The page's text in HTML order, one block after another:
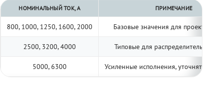
НОМИНАЛЬНЫЙ ТОК, А ПРИМЕЧАНИЕ
800, 1000, 1250, 1600, 2000 Базовые значения для
2500, 3200, 4000 Типовые для распределительных
5000, 6300 Усиленные исполнения, уточнять по